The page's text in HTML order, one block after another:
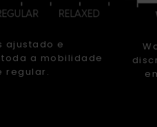
ajustado e
a mobilidade
regular.